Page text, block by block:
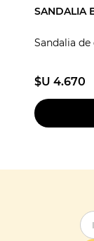
SANDALIA
Sandalia
$U 4.670